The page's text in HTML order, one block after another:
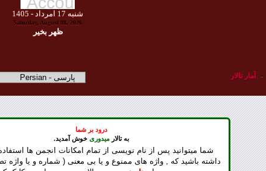
درود بر شما
به تالار میدوریخوش آمدید.
شما میتوانید پس از نام نویسی از تمام امکانات انجمن ها
داشته باشید که , واژه های ممنوع و یا بی معنی ( شماره و یا واژه
شنبه امرداد - 1405
Saturday, August 08, 2026
ظهر بخير
- آمار تالار